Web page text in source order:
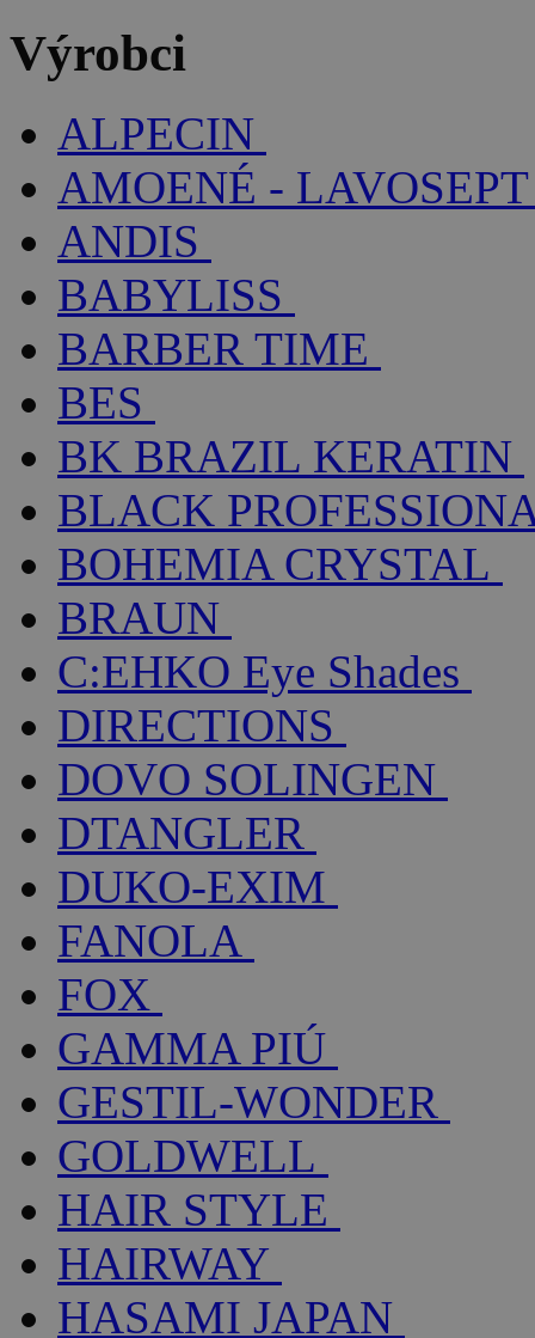
Výrobci
ALPECIN
AMOENÉ - LAVOSEPT
ANDIS
BABYLISS
BARBER TIME
BES
BK BRAZIL KERATIN
BLACK
BOHEMIA CRYSTAL
BRAUN
C:EHKO Eye Shades
DIRECTIONS
DOVO SOLINGEN
DTANGLER
DUKO-EXIM
FANOLA
FOX
GAMMA PIÚ
GESTIL-WONDER
GOLDWELL
HAIR STYLE
HAIRWAY
HASAMI JAPAN